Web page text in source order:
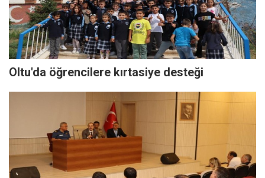
Oltu'da öğrencilere kırtasiye desteği